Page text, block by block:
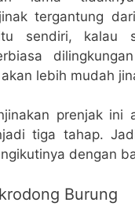
tergantung
sendiri, kalau
lebih mudah
prenjak ini
tiga tahap.
dengan
Burung